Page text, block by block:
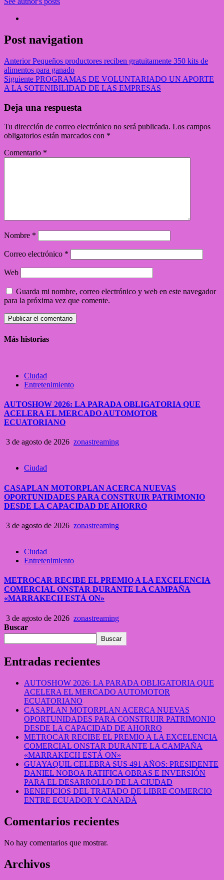
Post navigation
AnteriorPequeños productores reciben gratuitamente 350 kits de
alimentos para ganado
Siguiente PROGRAMAS DE VOLUNTARIADO UN APORTE
A LA SOTENIBILIDAD DE LAS EMPRESAS
Deja una respuesta
Tu dirección de correo electrónico no será publicada. Los campos
obligatorios están marcados con *
Comentario *
Nombre *
Correo electrónico *
Web
Guarda mi nombre, correo electrónico y web en este navegador
para la próxima vez que comente.
Más historias
Ciudad
Entretenimiento
AUTOSHOW 2026: LA PARADA OBLIGATORIA QUE
ACELERA EL MERCADO AUTOMOTOR
ECUATORIANO
3 de agosto de 2026 zonastreaming
Ciudad
CASAPLAN MOTORPLAN ACERCA NUEVAS
OPORTUNIDADES PARA CONSTRUIR PATRIMONIO
DESDE LA CAPACIDAD DE AHORRO
3 de agosto de 2026 zonastreaming
Ciudad
Entretenimiento
METROCAR RECIBE EL PREMIO A LA EXCELENCIA
COMERCIAL ONSTAR DURANTE LA CAMPAÑA
«MARRAKECH ESTÁ ON»
3 de agosto de 2026 zonastreaming
Buscar
Buscar
Entradas recientes
AUTOSHOW 2026: LA PARADA OBLIGATORIA QUE
ACELERA EL MERCADO AUTOMOTOR
ECUATORIANO
CASAPLAN MOTORPLAN ACERCA NUEVAS
OPORTUNIDADES PARA CONSTRUIR PATRIMONIO
DESDE LA CAPACIDAD DE AHORRO
METROCAR RECIBE EL PREMIO A LA EXCELENCIA
COMERCIAL ONSTAR DURANTE LA CAMPAÑA
«MARRAKECH ESTÁ ON»
GUAYAQUIL CELEBRA SUS 491 AÑOS: PRESIDENTE
DANIEL NOBOA RATIFICA OBRAS E INVERSIÓN
PARA EL DESARROLLO DE LA CIUDAD
BENEFICIOS DEL TRATADO DE LIBRE COMERCIO
ENTRE ECUADOR Y CANADÁ
Comentarios recientes
No hay comentarios que mostrar.
Archivos